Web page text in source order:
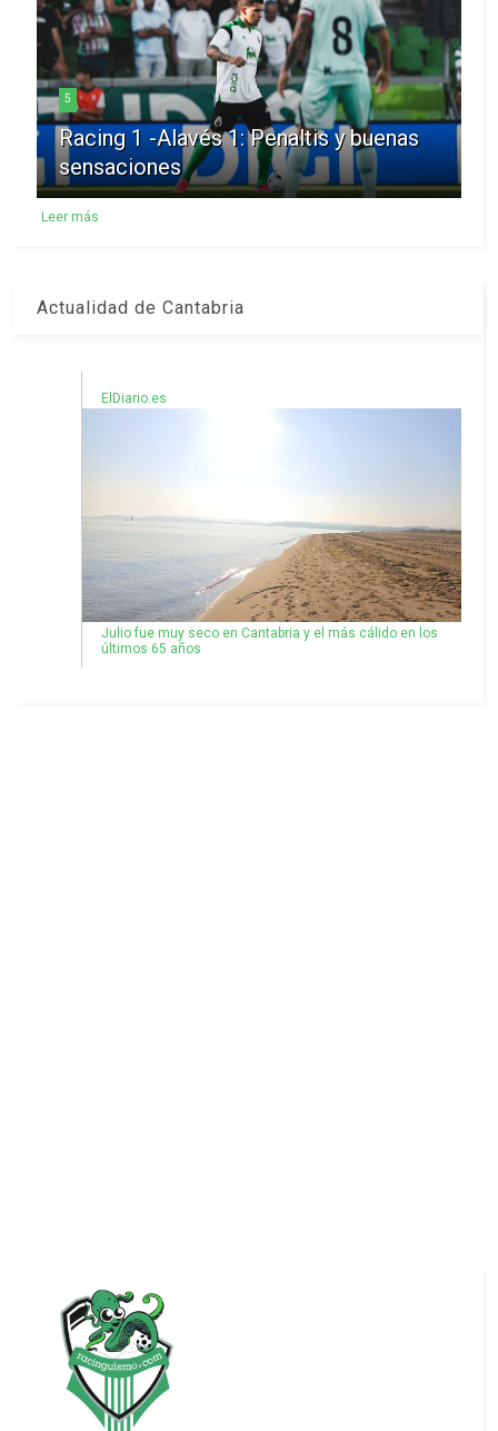
5
Racing 1 -Alavés 1: Penaltis y buenas
sensaciones
Leer más
Actualidad de Cantabria
ElDiario.es
Julio fue muy seco en Cantabria y el más cálido en los
últimos 65 años